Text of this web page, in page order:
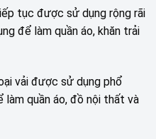
tục được sử dụng rộng rãi
để làm quần áo, khăn trải
vải được sử dụng phổ
làm quần áo, đồ nội thất và